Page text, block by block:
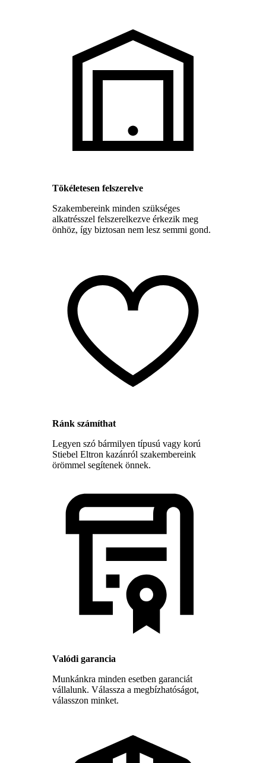
Tökéletesen felszerelve
Szakembereink minden szükséges
alkatrésszel felszerelkezve érkezik meg
önhöz, így biztosan nem lesz semmi gond.
Ránk számíthat
Legyen szó bármilyen típusú vagy korú
Stiebel Eltron kazánról szakembereink
örömmel segítenek önnek.
Valódi garancia
Munkánkra minden esetben garanciát
vállalunk. Válassza a megbízhatóságot,
válasszon minket.